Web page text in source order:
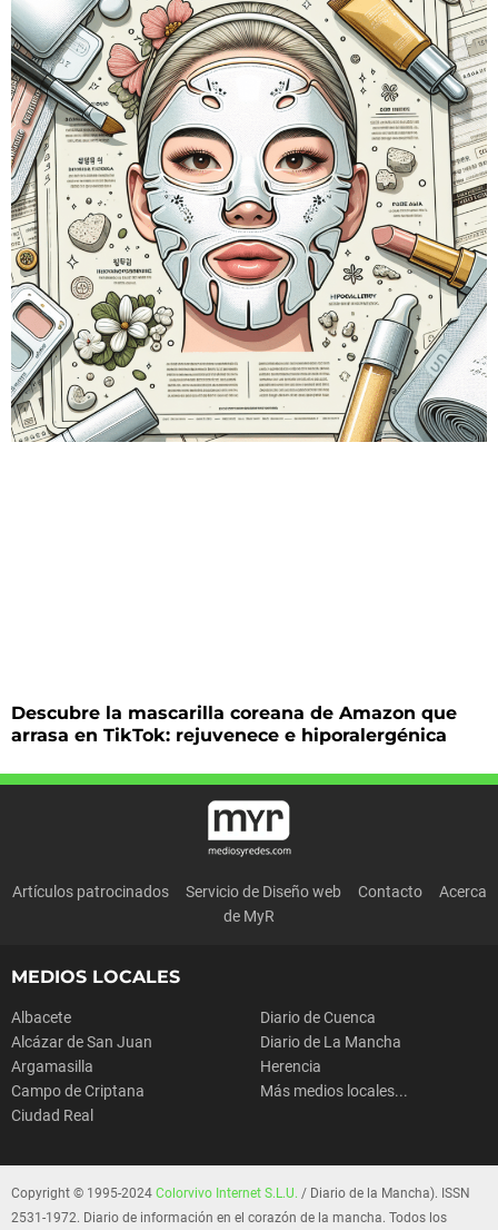
Descubre la mascarilla coreana de Amazon que
arrasa en TikTok: rejuvenece e hiporalergénica
Artículos patrocinados Servicio de Diseño web Contacto
Acerca
de MyR
MEDIOS LOCALES
Albacete
Alcázar de San Juan
Argamasilla
Campo de Criptana
Ciudad Real
Diario de Cuenca
Diario de La Mancha
Herencia
Más medios locales...
Copyright © 1995-2024 Colorvivo Internet S.L.U. / Diario de la Mancha). ISSN
2531-1972. Diario de información en el corazón de la mancha. Todos los